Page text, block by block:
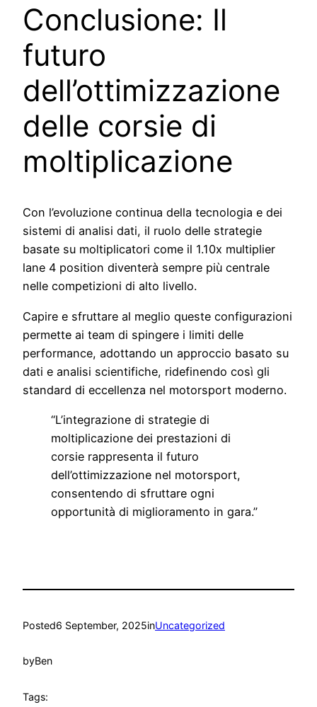
Conclusione: Il
futuro
dell’ottimizzazione
delle corsie di
moltiplicazione
Con l’evoluzione continua della tecnologia e dei
sistemi di analisi dati, il ruolo delle strategie
basate su moltiplicatori come il 1.10x multiplier
lane 4 position diventerà sempre più centrale
nelle competizioni di alto livello.
Capire e sfruttare al meglio queste configurazioni
permette ai team di spingere i limiti delle
performance, adottando un approccio basato su
dati e analisi scientifiche, ridefinendo così gli
standard di eccellenza nel motorsport moderno.
“L’integrazione di strategie di
moltiplicazione dei prestazioni di
corsie rappresenta il futuro
dell’ottimizzazione nel motorsport,
consentendo di sfruttare ogni
opportunità di miglioramento in gara.”
Posted6 September, 2025inUncategorized
byBen
Tags: